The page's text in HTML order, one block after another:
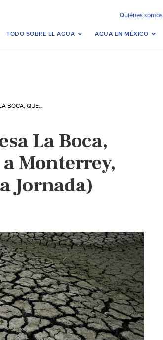
Quiénes somos
TODO SOBRE EL AGUA AGUA EN MÉXICO
MONTERREY- LA PRESA LA BOCA, QUE DOTA DE AGUA A MONTERREY, LUCE CASI VACÍA (LA JORNADA)
La Boca,
Monterrey,
Jornada)